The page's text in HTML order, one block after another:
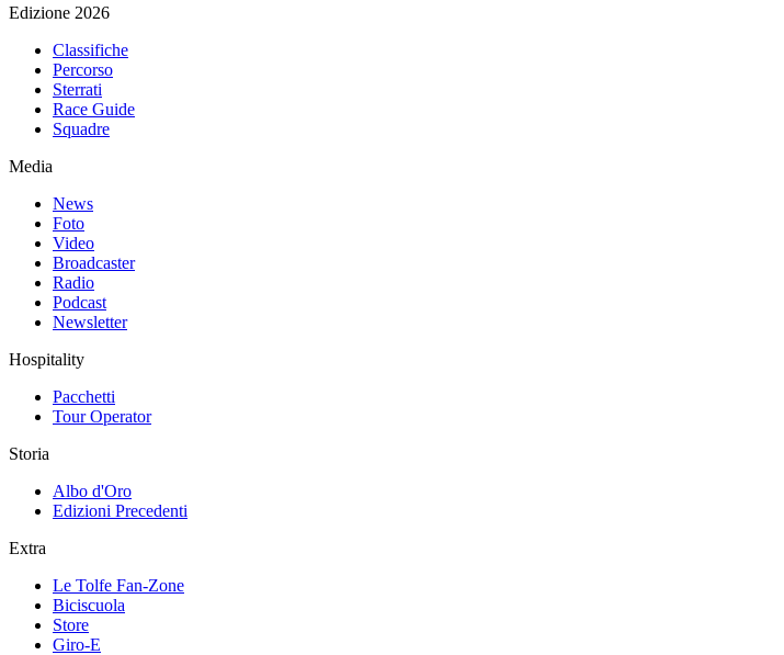
Edizione 2026
Classifiche
Percorso
Sterrati
Race Guide
Squadre
Media
News
Foto
Video
Broadcaster
Radio
Podcast
Newsletter
Hospitality
Pacchetti
Tour Operator
Storia
Albo d'Oro
Edizioni Precedenti
Extra
Le Tolfe Fan-Zone
Biciscuola
Store
Giro-E